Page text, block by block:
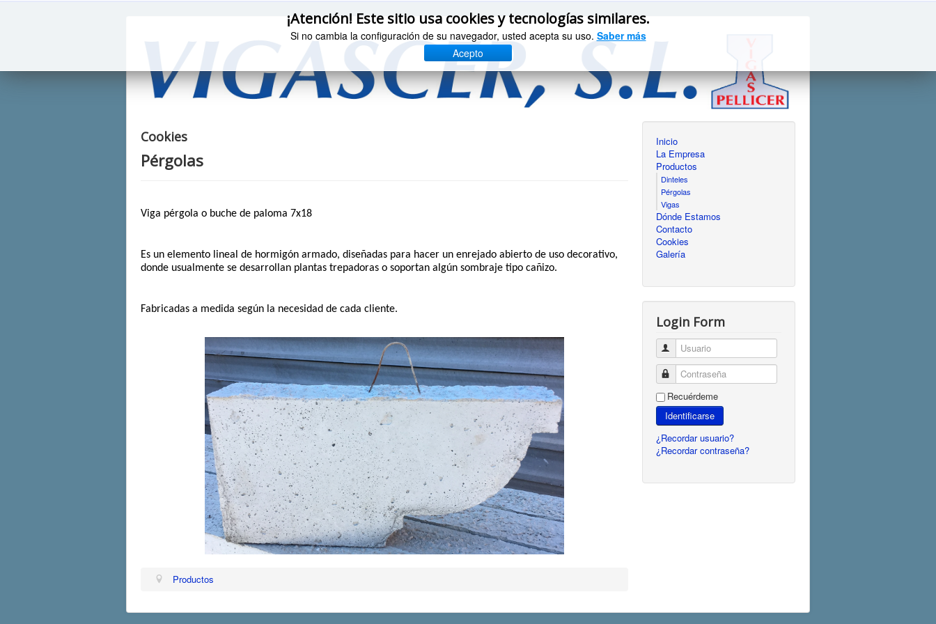
Cookies
¡Atención! Este sitio usa cookies y tecnologías similares.
Si no cambia la configuración de su navegador, usted acepta su uso. Saber más
Acepto
Pérgolas
Viga pérgola o buche de paloma 7x18
Es un elemento lineal de hormigón armado, diseñadas para hacer un enrejado abierto de uso decorativo,
donde usualmente se desarrollan plantas trepadoras o soportan algún sombraje tipo cañizo.
Fabricadas a medida según la necesidad de cada cliente.
Productos
Inicio
La Empresa
Productos
Dinteles
Pérgolas
Vigas
Dónde Estamos
Contacto
Cookies
Galería
Login Form
Usuario
Contraseña
Recuérdeme
Identificarse
¿Recordar usuario?
¿Recordar contraseña?